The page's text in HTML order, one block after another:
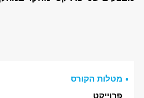
מטלות הקורס
פרוייקט